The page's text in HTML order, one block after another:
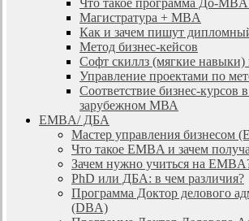
Что такое программа До-
Магистратура + MBA
Как и зачем пишут
Метод бизнес-кейсов
Софт скиллз (мягкие
Управление проектами по
Соответствие бизнес-курсов
зарубежном МВА
EMBA/ ДБA
Мастер управления бизнесом
Что такое EMBA и зачем
Зачем нужно учиться на
PhD или ДБА: в чем различия?
Программа Доктор делового
(DBА)